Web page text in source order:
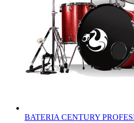
BATERIA CENTURY